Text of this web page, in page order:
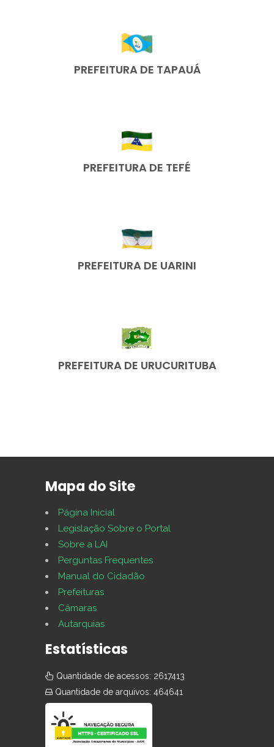
PREFEITURA DE TAPAUÁ
PREFEITURA DE TEFÉ
PREFEITURA DE UARINI
PREFEITURA DE URUCURITUBA
Mapa do Site
Página Inicial
Legislação Sobre o Portal
Sobre a LAI
Perguntas Frequentes
Manual do Cidadão
Prefeituras
Câmaras
Autarquias
Estatísticas
Quantidade de acessos: 2617413
Quantidade de arquivos: 464641